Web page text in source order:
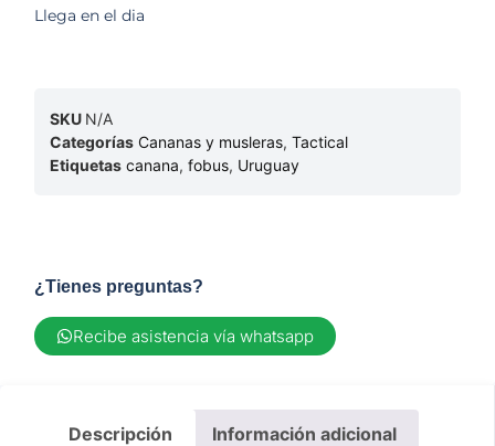
Llega en el dia
SKU N/A
Categorías Cananas y musleras,Tactical
Etiquetas canana,fobus, Uruguay
¿Tienes preguntas?
Recibe asistencia vía whatsapp
Descripción Información adicional